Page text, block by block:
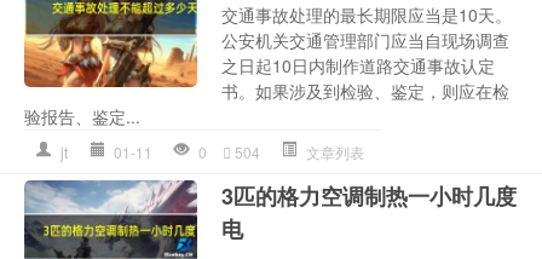
交通事故处理的最长期限应当是10天。
公安机关交通管理部门应当自现场调查
之日起10日内制作道路交通事故认定
书。如果涉及到检验、鉴定，则应在检
验报告、鉴定...
jt 01-11 0 504 文章列表
3匹的格力空调制热一小时几度
电